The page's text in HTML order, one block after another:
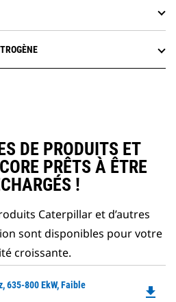
DE PRODUITS ET
PRÊTS À ÊTRE
!
Caterpillar et d’autres
sont disponibles pour votre
croissante.
635-800 EkW, Faible
file_download